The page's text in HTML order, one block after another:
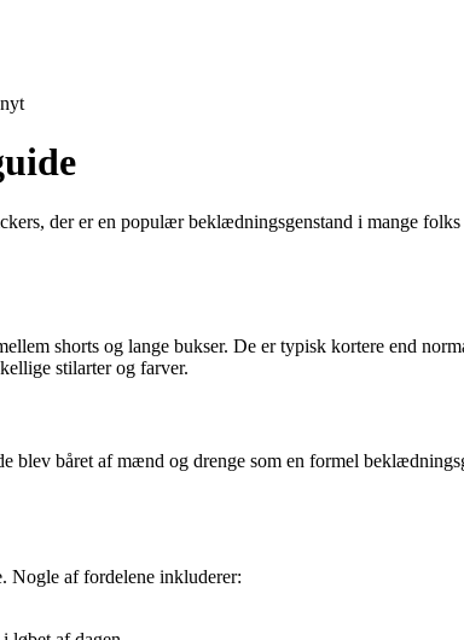
der er en populær beklædningsgenstand i mange
shorts og lange bukser. De er typisk kortere end
stilarter og farver.
blev båret af mænd og drenge som en formel
Nogle af fordelene inkluderer: